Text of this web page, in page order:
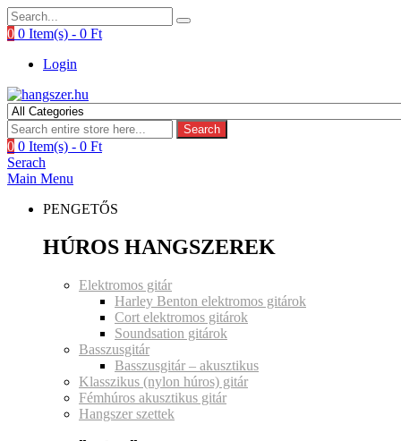
0 0 Item(s) - 0 Ft
Login
Search
0 0 Item(s) - 0 Ft
Serach
Main Menu
PENGETŐS
HÚROS HANGSZEREK
Elektromos gitár
Harley Benton elektromos gitárok
Cort elektromos gitárok
Soundsation gitárok
Basszusgitár
Basszusgitár – akusztikus
Klasszikus (nylon húros) gitár
Fémhúros akusztikus gitár
Hangszer szettek